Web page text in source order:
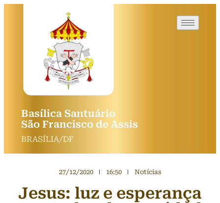
Basílica Santuário
São Francisco de Assis
BRASÍLIA/DF
27/12/2020 16:50 Notícias
Jesus: luz e esperança